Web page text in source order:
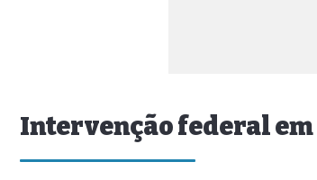
Intervenção federal